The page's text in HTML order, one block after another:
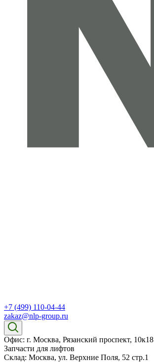
+7 (499) 110-04-44
zakaz@nlp-group.ru
Офис: г. Москва, Рязанский проспект, 10к18
Запчасти для лифтов
Склад: Москва, ул. Верхние Поля, 52 стр.1